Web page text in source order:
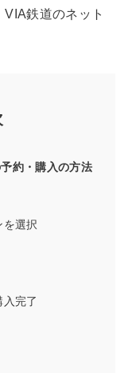
鉄道のネット
約・購入の方法
を選択
完了